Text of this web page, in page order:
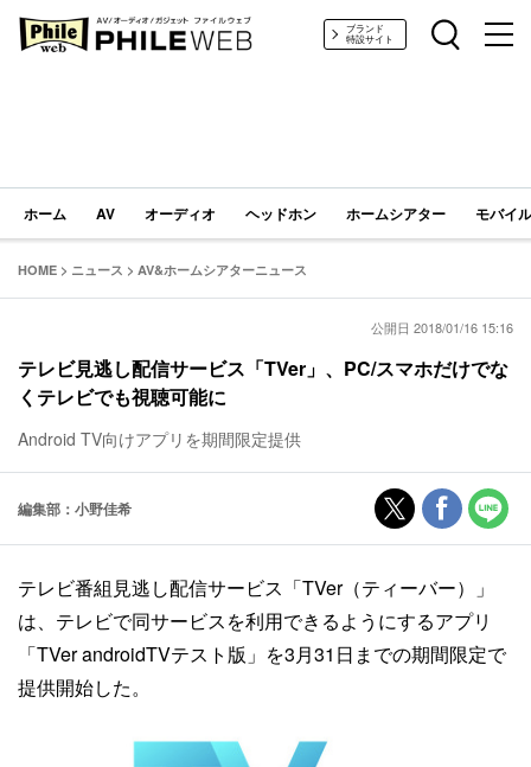
PHILE WEB｜AV/オーディオ/ガジェットブランド
特設サイト
ホーム AV オーディオ ヘッドホン ホームシアター モバイ
HOME > ニュース > AV&ホームシアターニュース
公開日 2018/01/16 15:16
テレビ見逃し配信サービス「TVer」、PC/スマホだけでな
くテレビでも視聴可能に
Android TV向けアプリを期間限定提供
編集部：小野佳希
テレビ番組見逃し配信サービス「TVer（ティーバー）」
は、テレビで同サービスを利用できるようにするアプリ
「TVer androidTVテスト版」を3月31日までの期間限定で
提供開始した。